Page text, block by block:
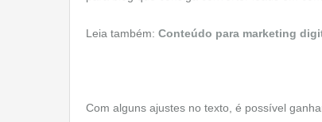
Leia também: Conteúdo para marketing
Com alguns ajustes no texto, é possível